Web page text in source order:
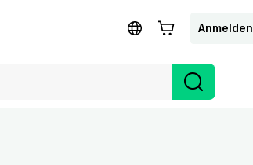
Anmelden